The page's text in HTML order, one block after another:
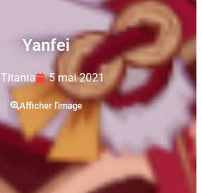
Yanfei
Titania 5 mai 2021
Afficher l'image